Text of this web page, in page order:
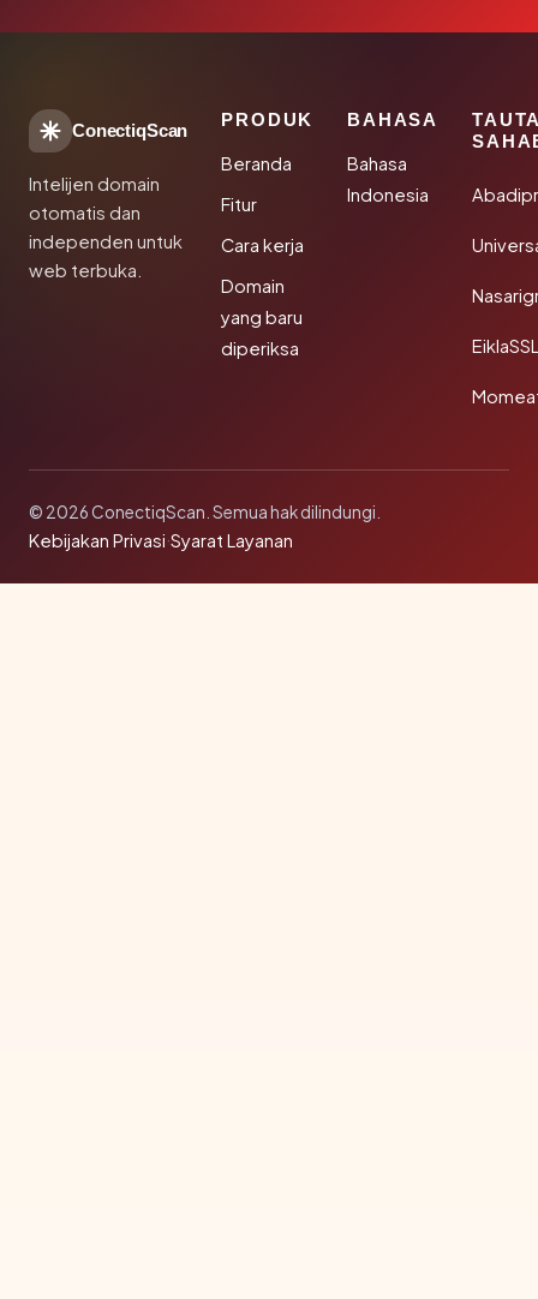
ConectiqScan
Intelijen domain
otomatis dan
independen untuk
web terbuka.
PRODUK
Beranda
Fitur
Cara kerja
Domain
yang baru
diperiksa
BAHASA
Bahasa
Indonesia
© 2026 ConectiqScan. Semua hak dilindungi.
Kebijakan Privasi·Syarat Layanan